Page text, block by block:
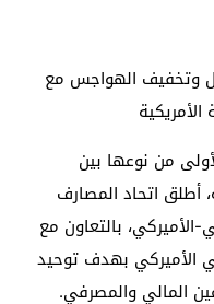
وتخفيف الهواجس مع
الأولى من نوعها بين
أطلق اتحاد المصارف
الأميركي، بالتعاون مع
الأميركي بهدف توحيد
المالي والمصرفي.